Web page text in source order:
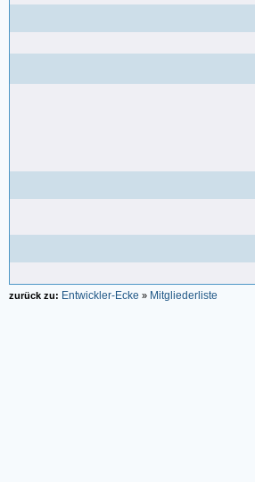
zurück zu: Entwickler-Ecke » Mitgliederliste